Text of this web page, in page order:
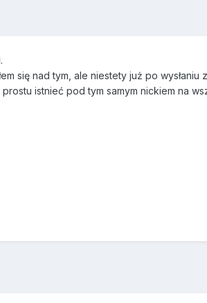
się nad tym, ale niestety już po wysłaniu
istnieć pod tym samym nickiem na